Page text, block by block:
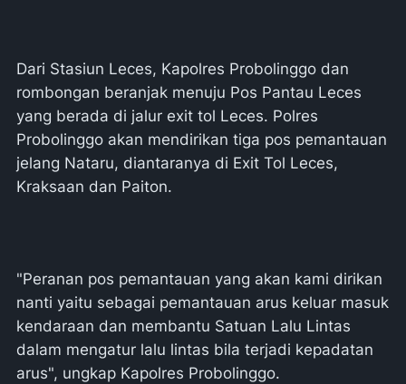
Dari Stasiun Leces, Kapolres Probolinggo dan
rombongan beranjak menuju Pos Pantau Leces
yang berada di jalur exit tol Leces. Polres
Probolinggo akan mendirikan tiga pos pemantauan
jelang Nataru, diantaranya di Exit Tol Leces,
Kraksaan dan Paiton.
"Peranan pos pemantauan yang akan kami dirikan
nanti yaitu sebagai pemantauan arus keluar masuk
kendaraan dan membantu Satuan Lalu Lintas
dalam mengatur lalu lintas bila terjadi kepadatan
arus", ungkap Kapolres Probolinggo.